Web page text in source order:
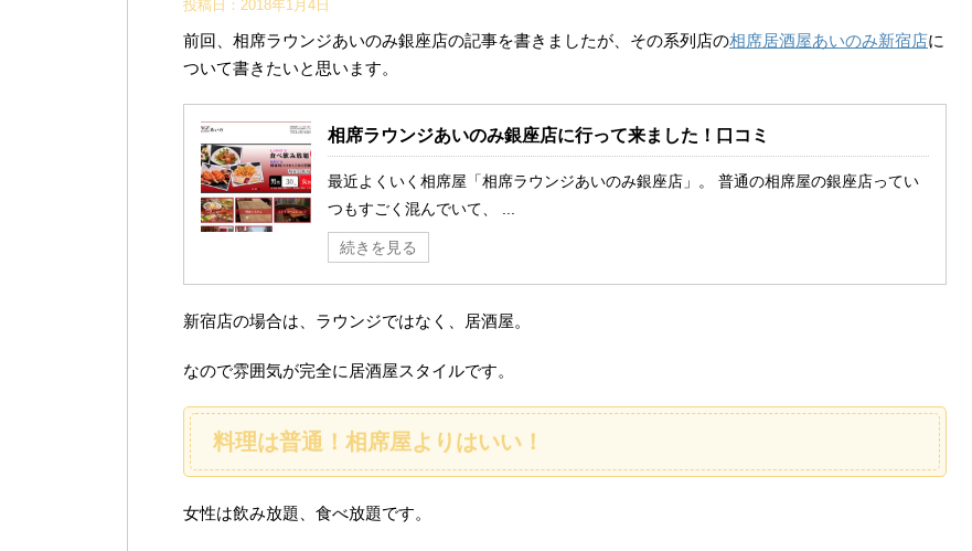
投稿日： 2018年1月4日
前回、相席ラウンジあいのみ銀座店の記事を書きましたが、その系列店の相席居酒屋あいのみ新宿店に
ついて書きたいと思います。
相席ラウンジあいのみ銀座店に行って来ました！口コミ
最近よくいく相席屋「相席ラウンジあいのみ銀座店」。 普通の相席屋の銀座店ってい
つもすごく混んでいて、 ...
続きを見る
新宿店の場合は、ラウンジではなく、居酒屋。
なので雰囲気が完全に居酒屋スタイルです。
料理は普通！相席屋よりはいい！
女性は飲み放題、食べ放題です。